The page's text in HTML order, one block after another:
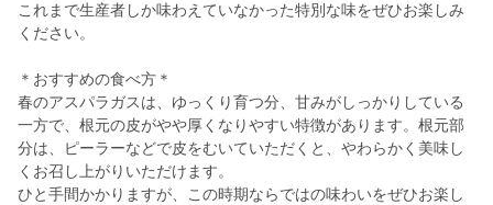
これまで生産者しか味わえていなかった特別な味をぜひお楽しみ
ください。
＊おすすめの食べ方＊
春のアスパラガスは、ゆっくり育つ分、甘みがしっかりしている
一方で、根元の皮がやや厚くなりやすい特徴があります。根元部
分は、ピーラーなどで皮をむいていただくと、やわらかく美味し
くお召し上がりいただけます。
ひと手間かかりますが、この時期ならではの味わいをぜひお楽し